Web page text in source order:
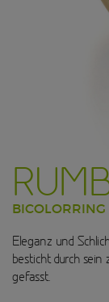
Eleganz und
besticht durch sein
gefasst.